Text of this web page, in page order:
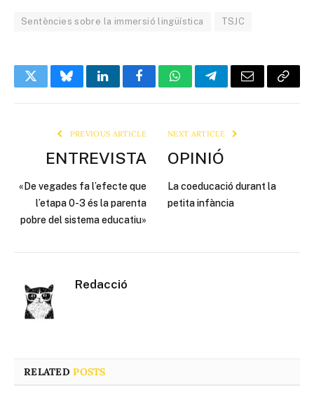
Sentències sobre la immersió lingüística TSJC
TwitterBlueskyLinkedInFacebookWhatsAppTelegramEmail Copy
PREVIOUS ARTICLE
ENTREVISTA
«De vegades fa l’efecte que
l’etapa 0-3 és la parenta
pobre del sistema educatiu»
NEXT ARTICLE
OPINIÓ
La coeducació durant la
petita infància
Redacció
RELATEDPOSTS